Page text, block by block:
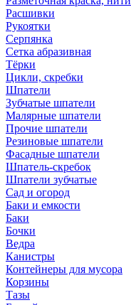
Расшивки
Рукоятки
Серпянка
Сетка абразивная
Тёрки
Цикли, скребки
Шпатели
Зубчатые шпатели
Малярные шпатели
Прочие шпатели
Резиновые шпатели
Фасадные шпатели
Шпатель-скребок
Шпатели зубчатые
Сад и огород
Баки и емкости
Баки
Бочки
Ведра
Канистры
Контейнеры для мусора
Корзины
Тазы